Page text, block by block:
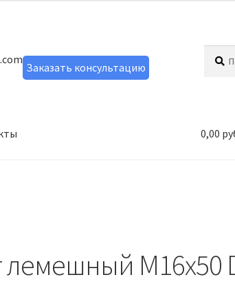
Заказать консультацию
0,00
лемешный М16х50